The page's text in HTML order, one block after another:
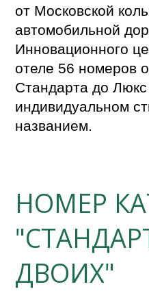
от Московской
автомобильной
Инновационного
отеле 56 номеров
Стандарта до
индивидуальном
названием.
НОМЕР
ДВОИХ"